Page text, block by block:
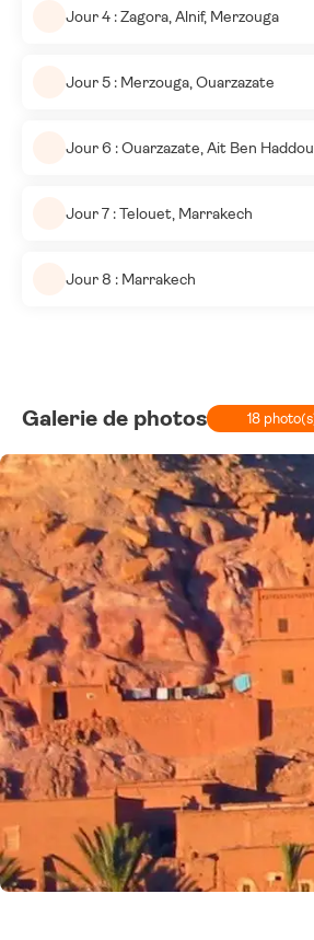
Jour 4 : Zagora, Alnif, Merzouga
Jour 5 : Merzouga, Ouarzazate
Jour 6 : Ouarzazate, Ait Ben
Jour 7 : Telouet, Marrakech
Jour 8 : Marrakech
Galerie de photos 18